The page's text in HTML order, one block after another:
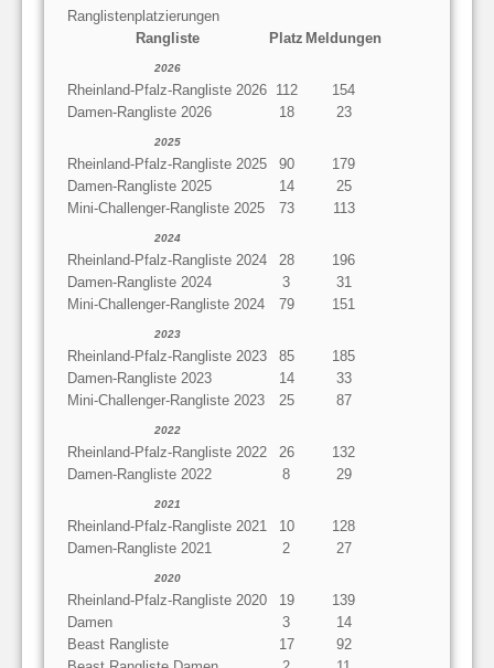
Ranglistenplatzierungen
Rangliste
Platz Meldungen
2026
Rheinland-Pfalz-Rangliste 2026 112
154
Damen-Rangliste 2026
18 23
2025
Rheinland-Pfalz-Rangliste 2025 90
179
Damen-Rangliste 2025
14
25
Mini-Challenger-Rangliste 2025
73 113
2024
Rheinland-Pfalz-Rangliste 2024 28
196
Damen-Rangliste 2024
3
31
Mini-Challenger-Rangliste 2024
79 151
2023
Rheinland-Pfalz-Rangliste 2023 85
185
Damen-Rangliste 2023
14
33
Mini-Challenger-Rangliste 2023
25 87
2022
Rheinland-Pfalz-Rangliste 2022 26
132
Damen-Rangliste 2022
8 29
2021
Rheinland-Pfalz-Rangliste 2021 10
128
Damen-Rangliste 2021
2 27
2020
Rheinland-Pfalz-Rangliste 2020 19
139
Damen
3
14
Beast Rangliste
17
92